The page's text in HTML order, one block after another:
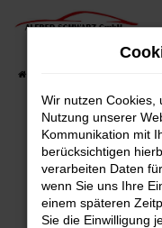
Zum
Fehler:
Beim Laden ist ein
Hier sind ein paar
Wir nutzen Cookies,
Nutzung unserer
Kommunikation mit
berücksichtigen
verarbeiten Daten
wenn Sie uns Ihre
einem späteren
Sie die Einwilligung